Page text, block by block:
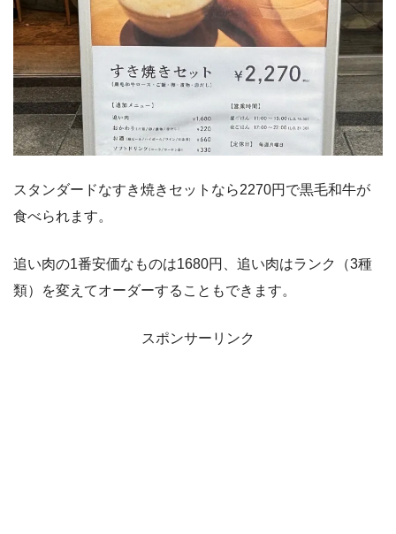
スタンダードなすき焼きセットなら2270円で黒毛和牛が
食べられます。
追い肉の1番安価なものは1680円、追い肉はランク（3種
類）を変えてオーダーすることもできます。
スポンサーリンク